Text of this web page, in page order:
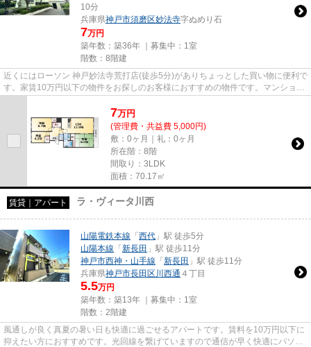
10分
兵庫県神戸市須磨区妙法寺字ぬめり石
7万円
築年数：築36年 ｜募集中： 1室
階数：8階建
近くにはローソン 神戸妙法寺荒打店(徒歩5分)がありちょっとした買い物に便利で
す。家賃10万円以下の物件をお探しのお客様におすすめの物件です。マンション
7万円
(管理費・共益費 5,000円)
敷：0ヶ月｜礼：0ヶ月
所在階：8階
間取り：3LDK
面積：70.17㎡
賃貸｜アパート ラ・ヴィータ川西
山陽電鉄本線 「 西代 」駅 徒歩5分
山陽本線 「 新長田 」駅 徒歩11分
神戸市西神・山手線 「 新長田 」駅 徒歩11分
兵庫県神戸市長田区 川西通 ４丁目
5.5万円
築年数：築13年 ｜募集中： 1室
階数：2階建
風通しが良く真夏の暑い日も快適に過ごせるアパートです。賃料を10万円以下に
抑えたい方におすすめです。光回線を繋げていますので通信が早く快適にパソコ